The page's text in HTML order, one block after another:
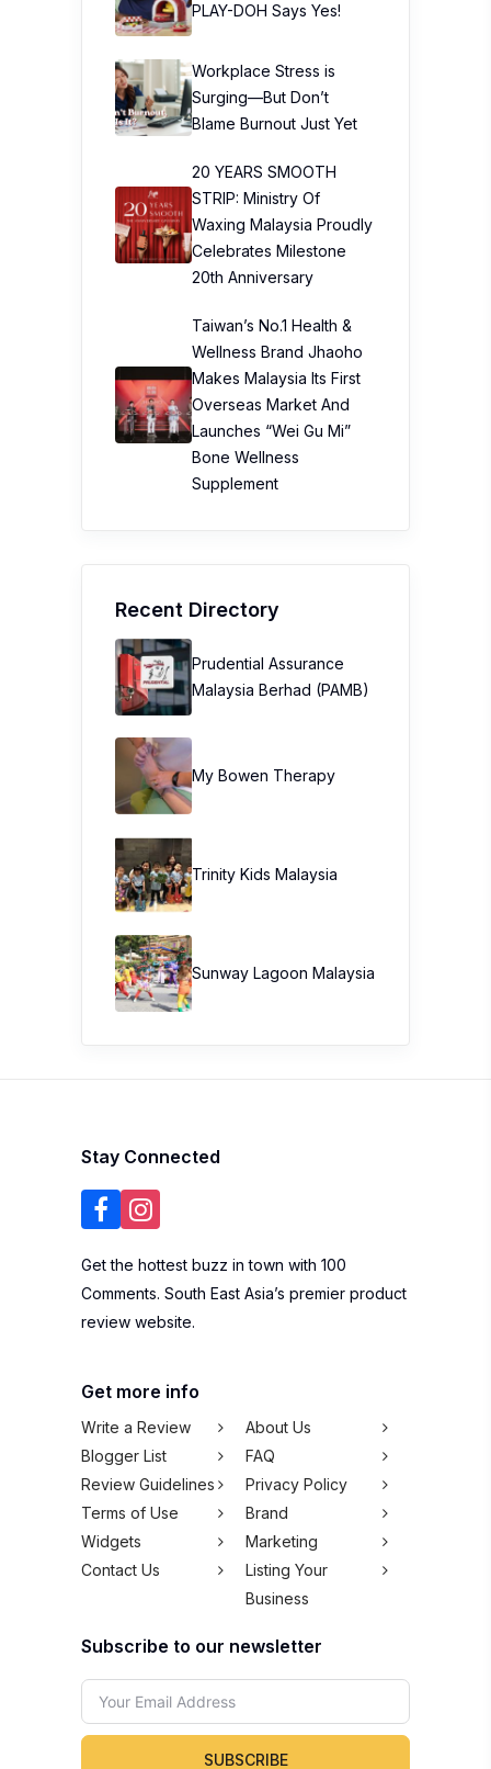
PLAY-DOH Says Yes!
Workplace Stress is
Surging—But Don’t
Blame Burnout Just Yet
20 YEARS SMOOTH
STRIP: Ministry Of
Waxing Malaysia Proudly
Celebrates Milestone
20th Anniversary
Taiwan’s No.1 Health &
Wellness Brand Jhaoho
Makes Malaysia Its First
Overseas Market And
Launches “Wei Gu Mi”
Bone Wellness
Supplement
Recent Directory
Prudential Assurance
Malaysia Berhad (PAMB)
My Bowen Therapy
Trinity Kids Malaysia ​
Sunway Lagoon Malaysia
Stay Connected
Get the hottest buzz in town with 100
Comments. South East Asia’s premier product
review website.
Get more info
Write a Review
About Us
Blogger List
FAQ
Review Guidelines
Privacy Policy
Terms of Use
Brand
Widgets
Marketing
Contact Us
Listing Your
Business
Subscribe to our newsletter
SUBSCRIBE